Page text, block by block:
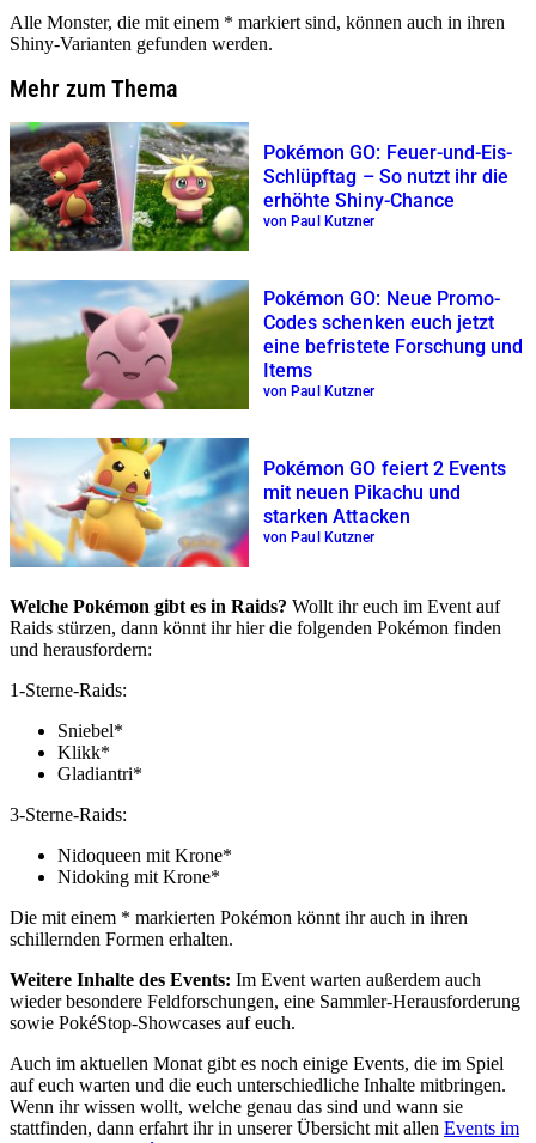
Alle Monster, die mit einem * markiert sind, können auch in ihren
Shiny-Varianten gefunden werden.
Mehr zum Thema
Pokémon GO: Feuer-und-Eis-
Schlüpftag – So nutzt ihr die
erhöhte Shiny-Chance
von Paul Kutzner
Pokémon GO: Neue Promo-
Codes schenken euch jetzt
eine befristete Forschung und
Items
von Paul Kutzner
Pokémon GO feiert 2 Events
mit neuen Pikachu und
starken Attacken
von Paul Kutzner
Welche Pokémon gibt es in Raids? Wollt ihr euch im Event auf
Raids stürzen, dann könnt ihr hier die folgenden Pokémon finden
und herausfordern:
1-Sterne-Raids:
Sniebel*
Klikk*
Gladiantri*
3-Sterne-Raids:
Nidoqueen mit Krone*
Nidoking mit Krone*
Die mit einem * markierten Pokémon könnt ihr auch in ihren
schillernden Formen erhalten.
Weitere Inhalte des Events: Im Event warten außerdem auch
wieder besondere Feldforschungen, eine Sammler-Herausforderung
sowie PokéStop-Showcases auf euch.
Auch im aktuellen Monat gibt es noch einige Events, die im Spiel
auf euch warten und die euch unterschiedliche Inhalte mitbringen.
Wenn ihr wissen wollt, welche genau das sind und wann sie
stattfinden, dann erfahrt ihr in unserer Übersicht mit allen Events im